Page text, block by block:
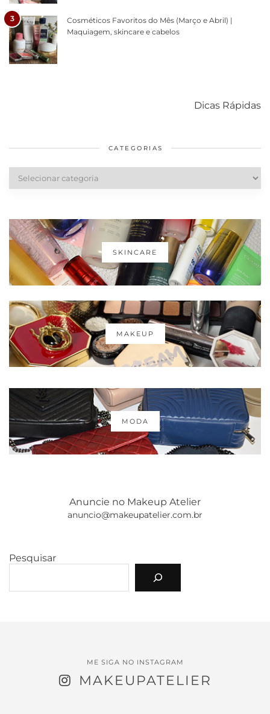
3
Cosméticos Favoritos do Mês (Março e Abril) |
Maquiagem, skincare e cabelos
Dicas Rápidas
diários
cabelos
CATEGORIAS
Categorias
SKINCARE
MAKEUP
MODA
Anuncie no Makeup Atelier
anuncio@makeupatelier.com.br
Pesquisar
ME SIGA NO INSTAGRAM
MAKEUPATELIER